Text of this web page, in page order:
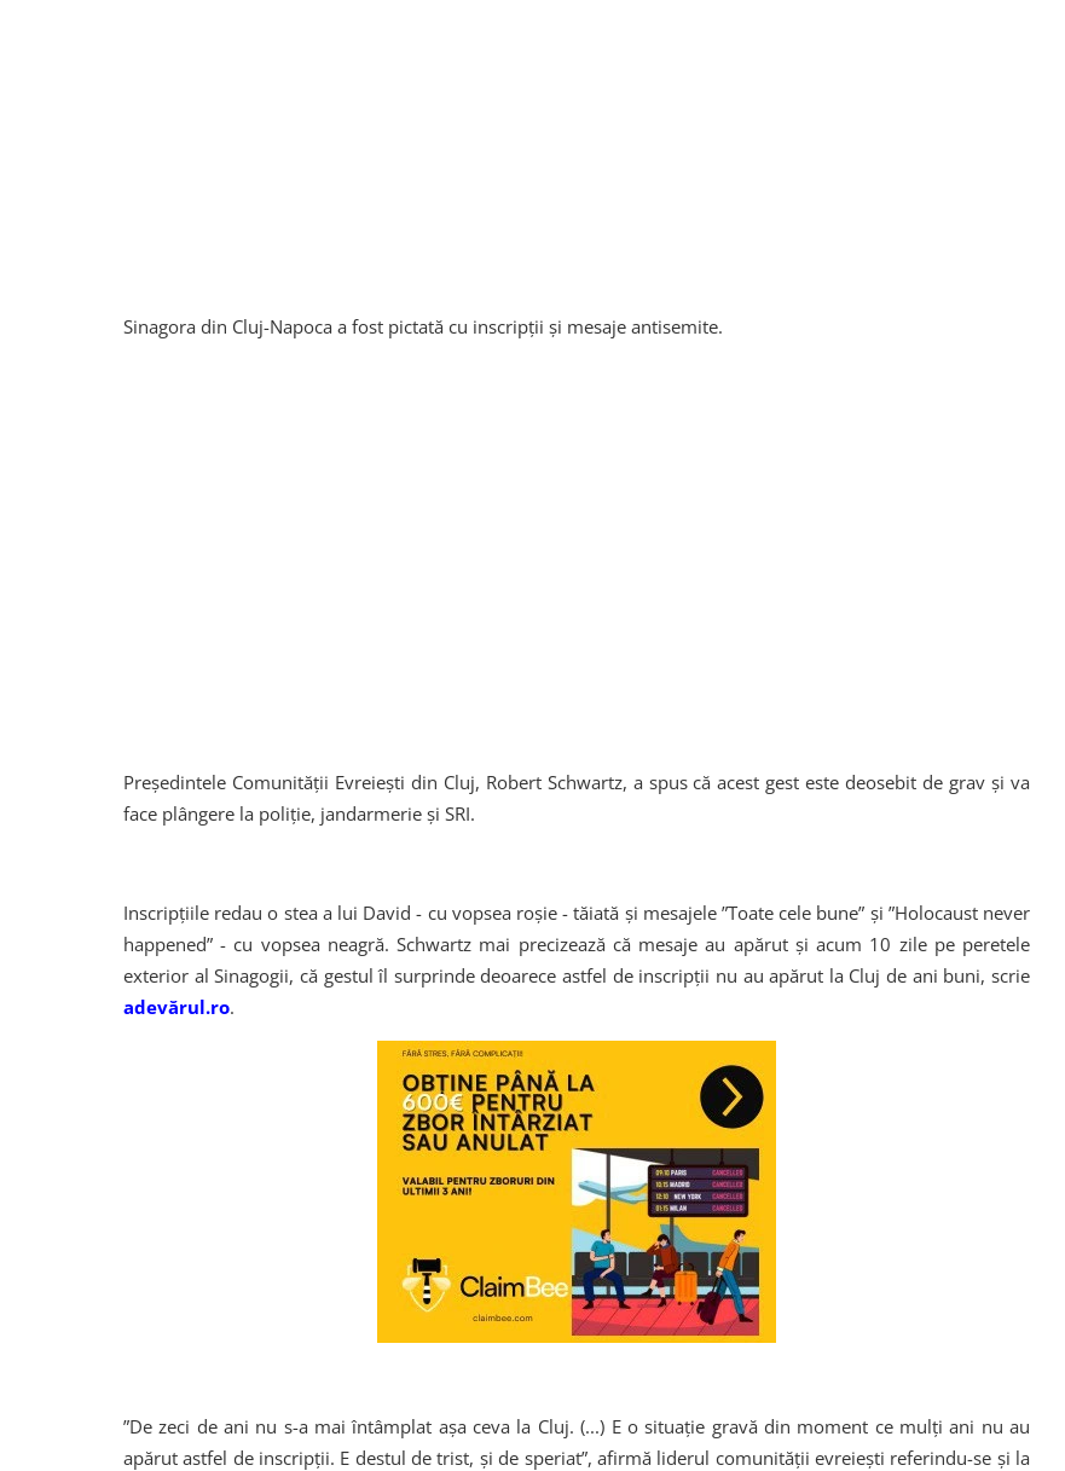
Sinagora din Cluj-Napoca a fost pictată cu inscripții și mesaje antisemite.
Preşedintele Comunităţii Evreieşti din Cluj, Robert Schwartz, a spus că acest gest este deosebit de grav și va
face plângere la poliţie, jandarmerie şi SRI.
Inscripţiile redau o stea a lui David - cu vopsea roşie - tăiată şi mesajele ”Toate cele bune” şi ”Holocaust never
happened” - cu vopsea neagră. Schwartz mai precizează că mesaje au apărut şi acum 10 zile pe peretele
exterior al Sinagogii, că gestul îl surprinde deoarece astfel de inscripţii nu au apărut la Cluj de ani buni, scrie
adevărul.ro.
”De zeci de ani nu s-a mai întâmplat aşa ceva la Cluj. (...) E o situaţie gravă din moment ce mulţi ani nu au
apărut astfel de inscripţii. E destul de trist, şi de speriat”, afirmă liderul comunităţii evreieşti referindu-se şi la